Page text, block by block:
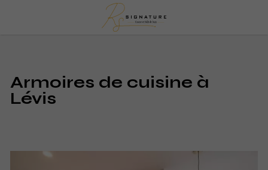
Armoires de cuisine à
Lévis